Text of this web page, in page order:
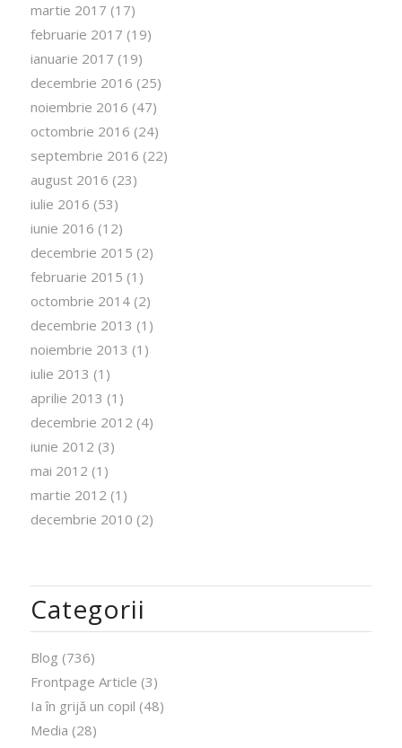
martie 2017 (17)
februarie 2017 (19)
ianuarie 2017 (19)
decembrie 2016 (25)
noiembrie 2016 (47)
octombrie 2016 (24)
septembrie 2016 (22)
august 2016 (23)
iulie 2016 (53)
iunie 2016 (12)
decembrie 2015 (2)
februarie 2015 (1)
octombrie 2014(2)
decembrie 2013 (1)
noiembrie 2013 (1)
iulie 2013 (1)
aprilie 2013 (1)
decembrie 2012 (4)
iunie 2012 (3)
mai 2012 (1)
martie 2012 (1)
decembrie 2010 (2)
Categorii
Blog (736)
Frontpage Article (3)
Ia în grijă un copil (48)
Media (28)